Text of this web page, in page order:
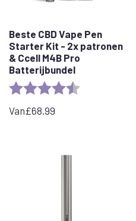
Beste CBD Vape Pen
Starter Kit - 2x patronen
& Ccell M4B Pro
Batterijbundel
Beoordeling:
Van£68.99